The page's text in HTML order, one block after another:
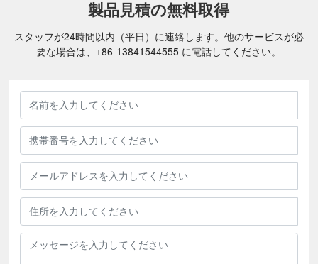
製品見積の無料取得
スタッフが24時間以内（平日）に連絡します。他のサービスが必
要な場合は、 +86-13841544555 に電話してください。